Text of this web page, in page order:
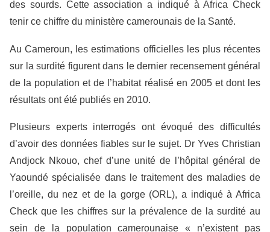
des sourds. Cette association a indiqué à Africa Check
tenir ce chiffre du ministère camerounais de la Santé.
Au Cameroun, les estimations officielles les plus récentes
sur la surdité figurent dans le dernier recensement général
de la population et de l’habitat réalisé en 2005 et dont les
résultats ont été publiés en 2010.
Plusieurs experts interrogés ont évoqué des difficultés
d’avoir des données fiables sur le sujet. Dr Yves Christian
Andjock Nkouo, chef d’une unité de l’hôpital général de
Yaoundé spécialisée dans le traitement des maladies de
l’oreille, du nez et de la gorge (ORL), a indiqué à Africa
Check que les chiffres sur la prévalence de la surdité au
sein de la population camerounaise « n’existent pas